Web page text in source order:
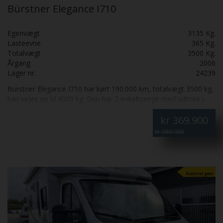
Bürstner Elegance I710
Egenvægt
3135 Kg.
Lasteevne
365 Kg.
Totalvægt
3500 Kg.
Årgang
2006
Lager nr.
24239
Burstner Elegance I710 har kørt 190.000 km, totalvægt 3500 kg,
midten, en sænkeseng i fronten, markise, elektrisk trin, solceller
og 4 batterier. Motor serviceret i juli 2026 med ny toppakning,
vandpumpe, tandrem, kile remme, olie, oliefilter, brændstoffilter
kr 369.900
kr 389.900